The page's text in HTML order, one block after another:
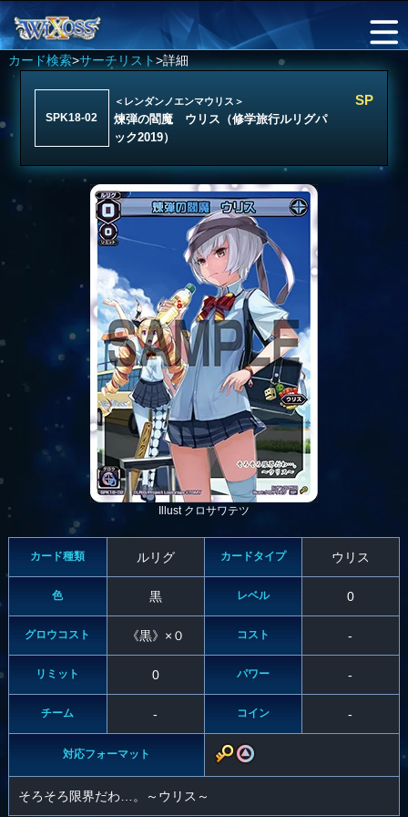
カード検索>サーチリスト>詳細
SPK18-02
＜レンダンノエンマウリス＞
煉弾の閻魔 ウリス（修学旅行ルリグパ
ック2019）
SP
Illust クロサワテツ
カード種類 ルリグ カードタイプ ウリス
色 黒 レベル 0
グロウコスト 《黒》×０ コスト -
リミット 0 パワー -
チーム - コイン -
対応フォーマット
そろそろ限界だわ…。～ウリス～